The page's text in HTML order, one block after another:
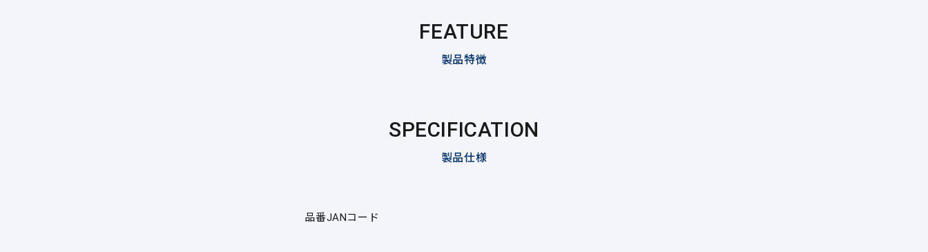
FEATURE
製品特徴
SPECIFICATION
製品仕様
品番JANコード